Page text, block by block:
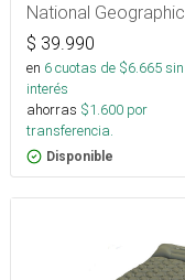
National Geographic
$ 39.990
en 6cuotas de $6.665sin
interés
ahorras $1.600 por
transferencia.
Disponible